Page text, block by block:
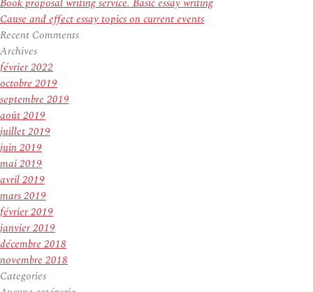
Cause and effect essay topics on current events
Recent Comments
Archives
février 2022
octobre 2019
septembre 2019
août 2019
juillet 2019
juin 2019
mai 2019
avril 2019
mars 2019
février 2019
janvier 2019
décembre 2018
novembre 2018
Categories